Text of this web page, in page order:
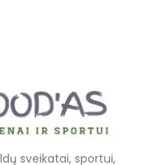
sveikatai, sportui,